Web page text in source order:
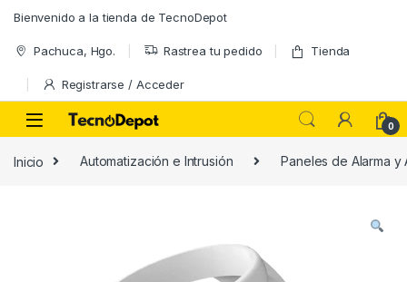
Bienvenido a la tienda de TecnoDepot
Pachuca, Hgo. Rastrea tu pedido Tienda
Registrarse / Acceder
0
Inicio Automatización e Intrusión Paneles de Alarma